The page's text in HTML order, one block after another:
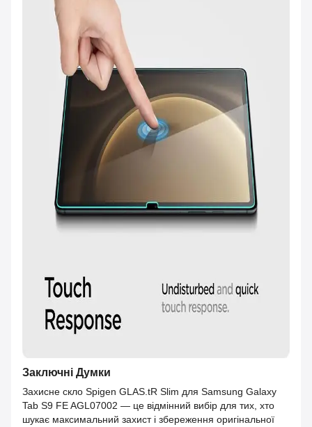
Заключні Думки
Захисне скло Spigen GLAS.tR Slim для Samsung Galaxy
Tab S9 FE AGL07002 — це відмінний вибір для тих, хто
шукає максимальний захист і збереження оригінальної